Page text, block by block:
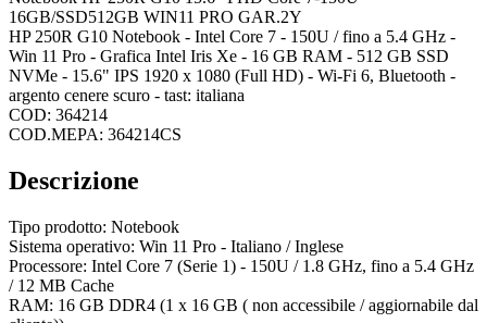
16GB/SSD512GB WIN11 PRO GAR.2Y
HP 250R G10 Notebook - Intel Core 7 - 150U / fino a 5.4 GHz -
Win 11 Pro - Grafica Intel Iris Xe - 16 GB RAM - 512 GB SSD
NVMe - 15.6" IPS 1920 x 1080 (Full HD) - Wi-Fi 6, Bluetooth -
argento cenere scuro - tast: italiana
COD: 364214
COD.MEPA: 364214CS
Descrizione
Tipo prodotto: Notebook
Sistema operativo: Win 11 Pro - Italiano / Inglese
Processore: Intel Core 7 (Serie 1) - 150U / 1.8 GHz, fino a 5.4 GHz
/ 12 MB Cache
RAM: 16 GB DDR4 (1 x 16 GB ( non accessibile / aggiornabile dal